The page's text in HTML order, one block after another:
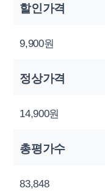
할인가격
9,900원
정상가격
14,900원
총평가수
83,848